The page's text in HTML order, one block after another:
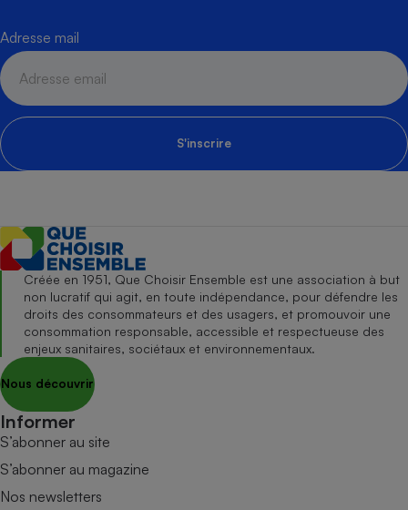
Adresse mail
S'inscrire
Créée en 1951, Que Choisir Ensemble est une association à but
non lucratif qui agit, en toute indépendance, pour défendre les
droits des consommateurs et des usagers, et promouvoir une
consommation responsable, accessible et respectueuse des
enjeux sanitaires, sociétaux et environnementaux.
Nous découvrir
Informer
S’abonner au site
S’abonner au magazine
Nos newsletters